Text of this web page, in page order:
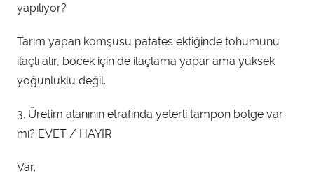
yapılıyor?
Tarım yapan komşusu patates ektiğinde tohumunu
ilaçlı alır, böcek için de ilaçlama yapar ama yüksek
yoğunluklu değil.
3. Üretim alanının etrafında yeterli tampon bölge var
mı? EVET / HAYIR
Var.